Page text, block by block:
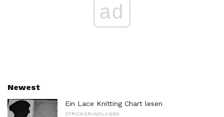
ad
Newest
Ein Lace Knitting Chart lesen
STRICKGRUNDLAGEN